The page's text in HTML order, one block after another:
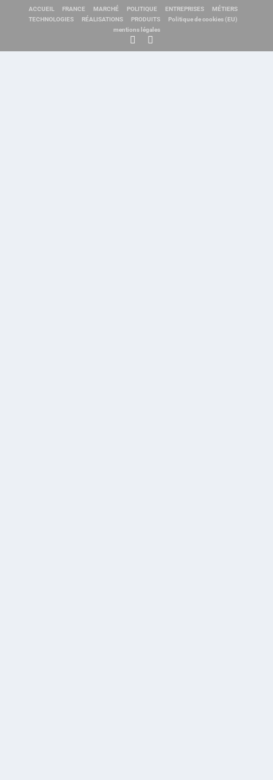
ACCUEIL FRANCE MARCHÉ POLITIQUE ENTREPRISES
MÉTIERS
TECHNOLOGIES
RÉALISATIONS PRODUITS
Politique de cookies (EU)
mentions légales